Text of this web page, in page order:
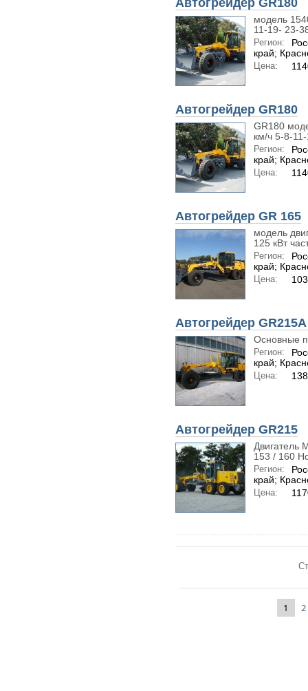
Автогрейдер GR180
модель
11-19- 23-
Регион:
край;
Цена:
Автогрейдер GR180
GR180
км/ч 5-8-
Регион:
край;
Цена:
Автогрейдер GR 165
модель
125 кВт
Регион:
край;
Цена:
Автогрейдер
Основные
Регион:
край;
Цена:
Автогрейдер GR215
Двигатель
153 / 160
Регион:
край;
Цена:
1 2